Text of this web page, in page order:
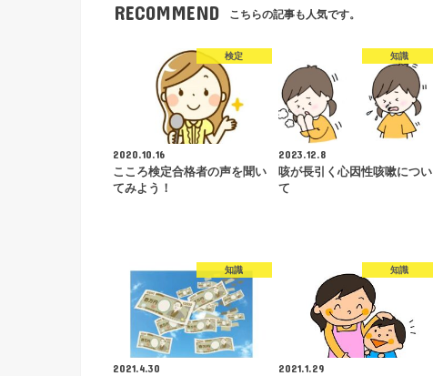
RECOMMEND こちらの記事も人気です。
検定
2020.10.16
こころ検定合格者の声を聞い
てみよう！
知識
2023.12.8
咳が長引く心因性咳嗽につい
て
知識
2021.4.30
知識
2021.1.29